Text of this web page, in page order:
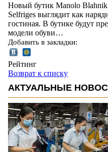
Новый бутик Manolo
Selfriges выглядит как
гостиная. В бутике будут
модели обуви…
Добавить в закладки:
Рейтинг
Возврат к списку
АКТУАЛЬНЫЕ